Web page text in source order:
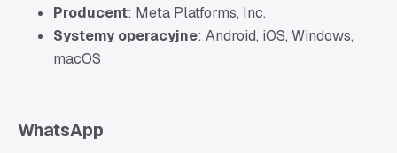
Producent: Meta Platforms, Inc.
Systemy operacyjne: Android, iOS, Windows,
macOS
WhatsApp